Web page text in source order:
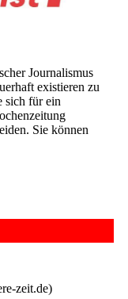
Journalismus
existieren zu
sich für ein
Sie können
zeit.de)